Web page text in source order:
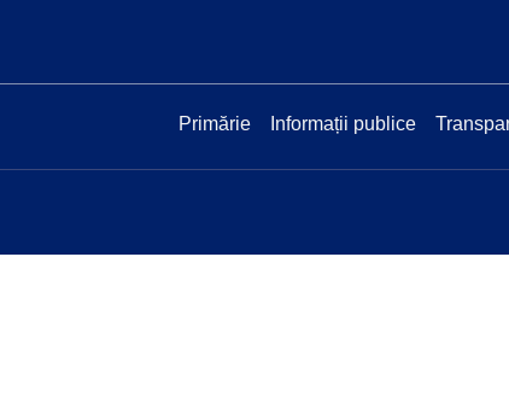
Primărie Informații publice